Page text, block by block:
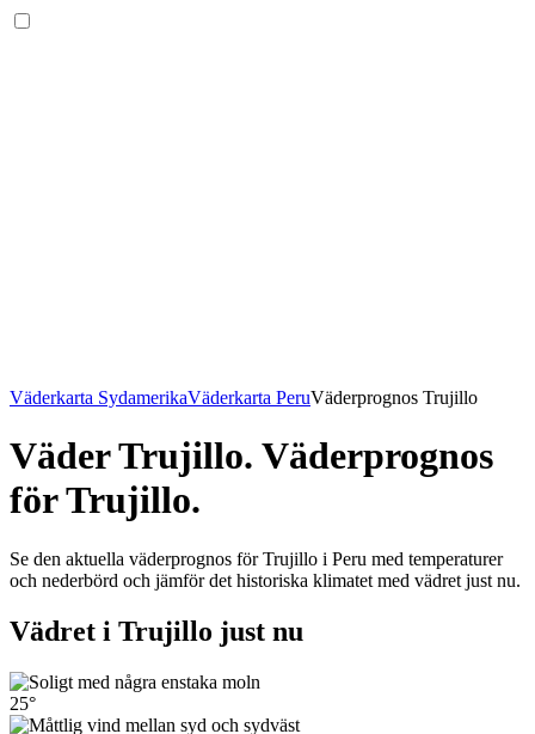
Väderkarta SydamerikaVäderkarta PeruVäderprognos Trujillo
Väder Trujillo. Väderprognos
för Trujillo.
Se den aktuella väderprognos för Trujillo i Peru med temperaturer
och nederbörd och jämför det historiska klimatet med vädret just nu.
Vädret i Trujillo just nu
25°